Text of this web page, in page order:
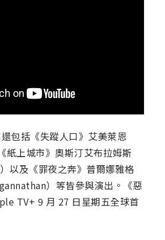
包括《失蹤人口》艾美萊恩
紙上城市》奧斯汀艾布拉姆斯
以及《罪夜之奔》普爾娜雅格
）等皆參與演出。《惡
TV+ 9 月 27 日星期五全球首